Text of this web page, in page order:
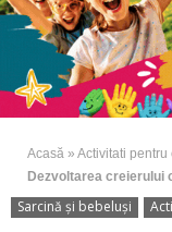
Acasă » Activitati pentru
Dezvoltarea creierului
Sarcină şi bebeluşi